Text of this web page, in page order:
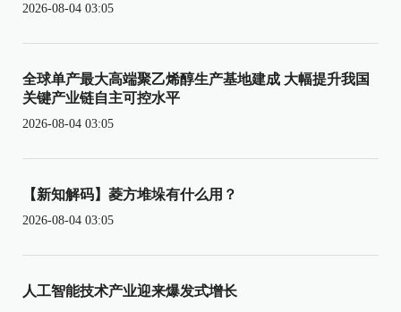
2026-08-04 03:05
全球单产最大高端聚乙烯醇生产基地建成 大幅提升我国
关键产业链自主可控水平
2026-08-04 03:05
【新知解码】菱方堆垛有什么用？
2026-08-04 03:05
人工智能技术产业迎来爆发式增长